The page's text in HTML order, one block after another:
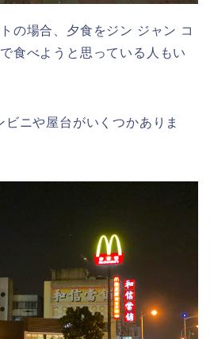
の場合、夕食をジン ジャン コ
食べようと思っている人もい
ニや屋台がいくつかありま